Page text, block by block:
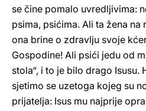
se čine pomalo uvredljivima:
psima, psićima. Ali ta žena na
ona brine o zdravlju svoje
Gospodine! Ali psići jedu od
stola“, i to je bilo drago Isusu.
sjetimo se uzetoga kojeg su
prijatelja: Isus mu najprije